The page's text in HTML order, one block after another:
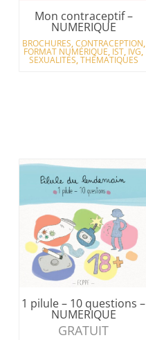
Mon contraceptif –
NUMERIQUE
BROCHURES,CONTRACEPTION,
FORMAT NUMÉRIQUE, IST, IVG,
SEXUALITÉS,THÉMATIQUES
1 pilule – 10 questions –
NUMERIQUE
GRATUIT